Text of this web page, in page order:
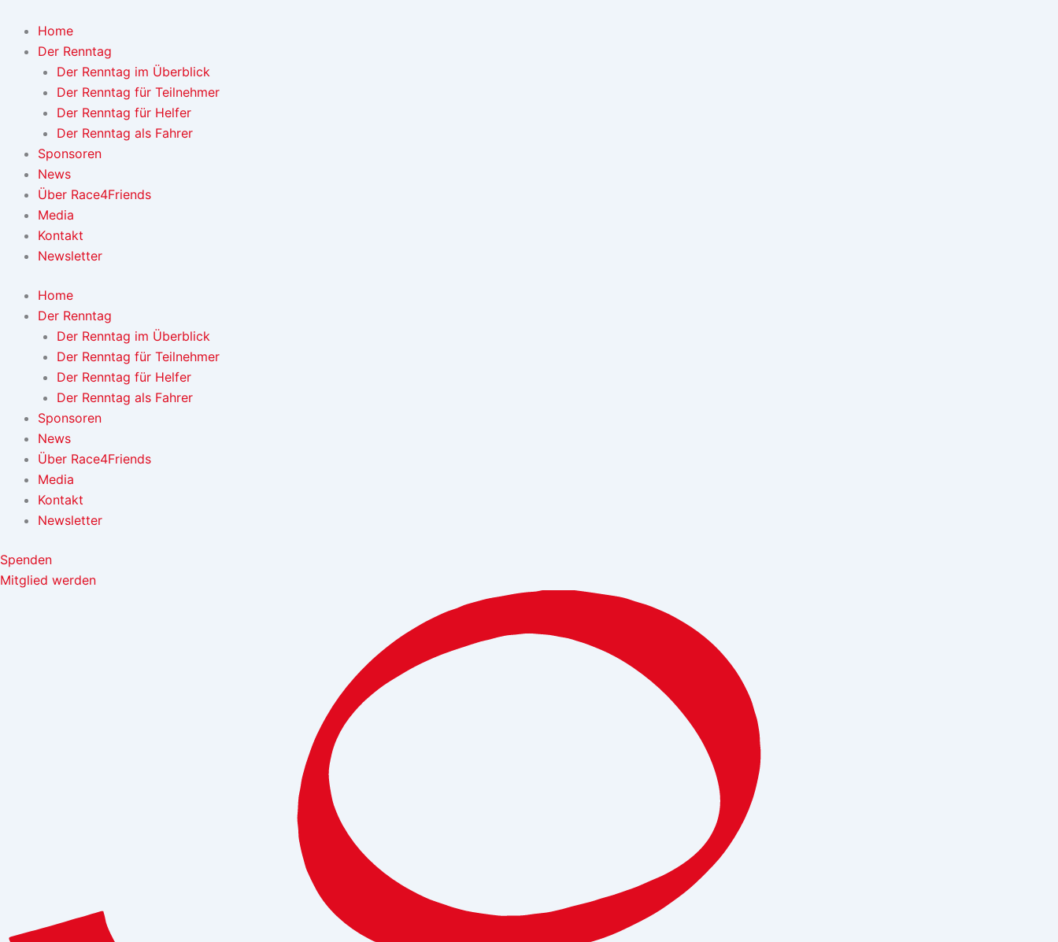
Inhalt
springen
Home
Der Renntag
Der Renntag im Überblick
Der Renntag für Teilnehmer
Der Renntag für Helfer
Der Renntag als Fahrer
Sponsoren
News
Über Race4Friends
Media
Kontakt
Newsletter
Home
Der Renntag
Der Renntag im Überblick
Der Renntag für Teilnehmer
Der Renntag für Helfer
Der Renntag als Fahrer
Sponsoren
News
Über Race4Friends
Media
Kontakt
Newsletter
Spenden
Mitglied werden